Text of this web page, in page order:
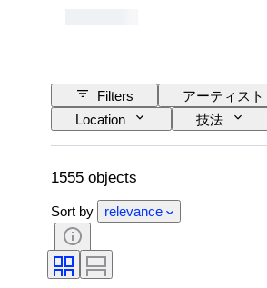
Filters アーティスト
Location
技法
1555 objects
Sort by relevance